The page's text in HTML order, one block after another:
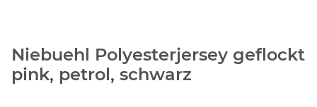
Niebuehl Polyesterjersey geflockt
pink, petrol, schwarz